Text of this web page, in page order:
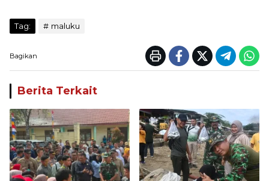
Tag: maluku
Bagikan
Berita Terkait